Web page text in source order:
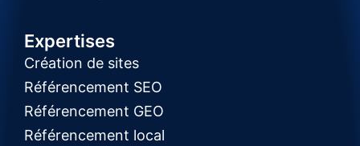
Expertises
Création de sites
Référencement SEO
Référencement GEO
Référencement local